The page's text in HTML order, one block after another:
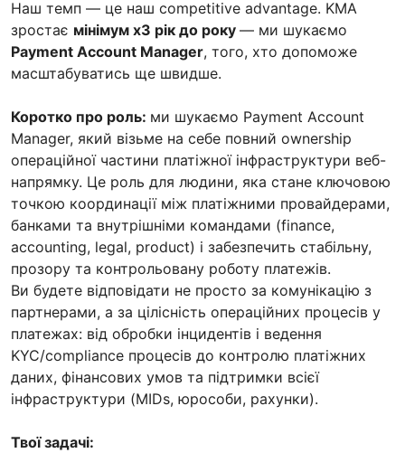
Наш темп — це наш competitive advantage. KMA
зростає мінімум х3 рік до року — ми шукаємо
Payment Account Manager, того, хто допоможе
масштабуватись ще швидше.
Коротко про роль: ми шукаємо Payment Account
Manager, який візьме на себе повний ownership
операційної частини платіжної інфраструктури веб-
напрямку. Це роль для людини, яка стане ключовою
точкою координації між платіжними провайдерами,
банками та внутрішніми командами (finance,
accounting, legal, product) і забезпечить стабільну,
прозору та контрольовану роботу платежів.
Ви будете відповідати не просто за комунікацію з
партнерами, а за цілісність операційних процесів у
платежах: від обробки інцидентів і ведення
KYC/compliance процесів до контролю платіжних
даних, фінансових умов та підтримки всієї
інфраструктури (MIDs, юрособи, рахунки).
Твої задачі: